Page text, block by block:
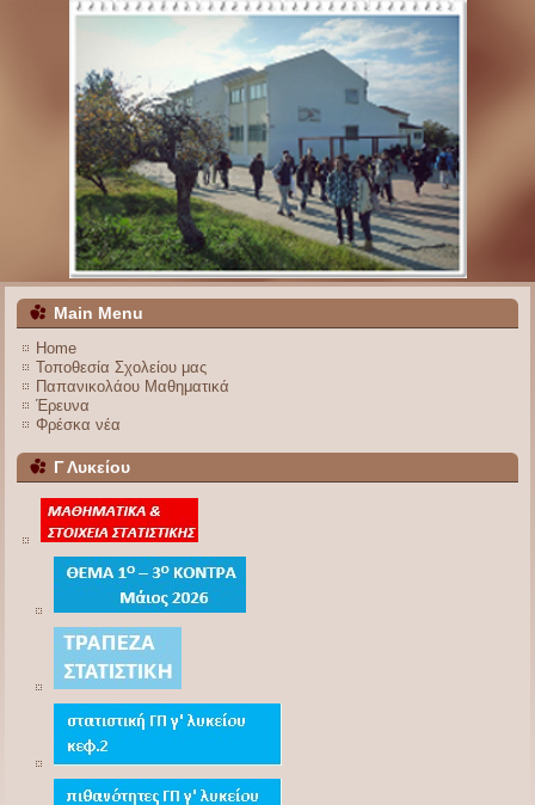
Main Menu
Home
Τοποθεσία Σχολείου μας
Παπανικολάου Μαθηματικά
Έρευνα
Φρέσκα νέα
Γ Λυκείου